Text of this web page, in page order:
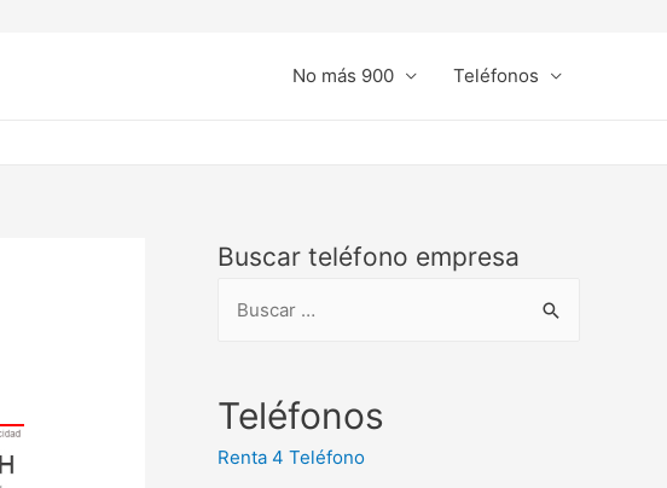
No más 900 Teléfonos
Buscar teléfono empresa
c
Teléfonos
Renta 4 Teléfono